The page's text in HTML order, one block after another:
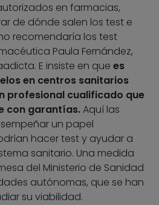
en farmacias,
de dónde salen los test e
recomendaría los test
Paula Fernández,
E insiste en que es
en centros sanitarios
profesional cualificado que
con garantías.Aquí las
un papel
hacer test y ayudar a
sanitario. Una medida
del Ministerio de Sanidad
autónomas, que se han
su viabilidad.